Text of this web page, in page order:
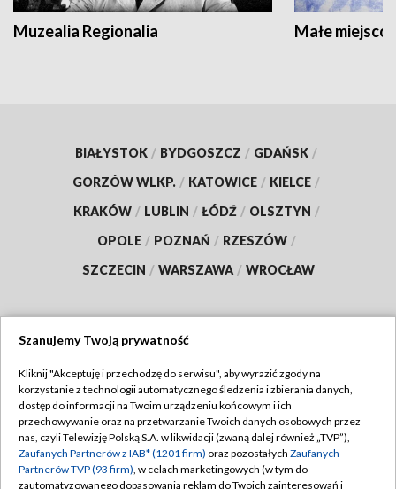
Muzealia Regionalia Małe
BIAŁYSTOK / BYDGOSZCZ / GDAŃSK /
GORZÓW WLKP. / KATOWICE / KIELCE /
KRAKÓW / LUBLIN / ŁÓDŹ / OLSZTYN /
OPOLE / POZNAŃ / RZESZÓW /
SZCZECIN / WARSZAWA / WROCŁAW
TVP
Abonament TVP
Emisja w TVP
Centrum informacji TVP
Regulamin TVP
Polityka prywatności
Moje zgody
Szanujemy Twoją prywatność
Kliknij "Akceptuję i przechodzę do serwisu", aby wyrazić zgody na
korzystanie z technologii automatycznego śledzenia i zbierania danych,
dostęp do informacji na Twoim urządzeniu końcowym i ich
przechowywanie oraz na przetwarzanie Twoich danych osobowych przez
nas, czyli Telewizję Polską S.A. w likwidacji (zwaną dalej również „TVP”),
Zaufanych Partnerów z IAB* (1201 firm) oraz pozostałych Zaufanych
Partnerów TVP (93 firm), w celach marketingowych (w tym do
zautomatyzowanego dopasowania reklam do Twoich zainteresowań i